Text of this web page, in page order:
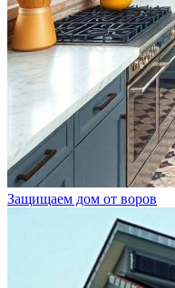
Защищаем дом от воров